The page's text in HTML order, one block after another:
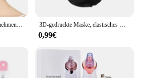
Atmungsaktive Gesicht Abnehmen Verband Frauen Kinn Wange Lift Up Gürtel V Linie Gesicht Shaper Gesichts Massage Strap Hautpflege Schönheit Werkzeuge 3D-gedruckte Maske, elastisches Netz, Vollgesichtsmaske für Männer und Frauen, Cosplay, Kopfbedeckung, Neuheitszubehör, knifflige Kapuze, Party, Cosplay-Requisiten
0,99€